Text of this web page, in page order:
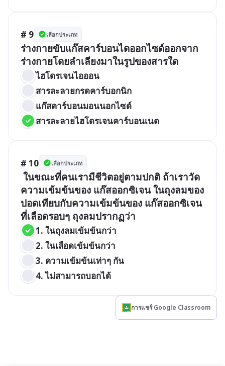
# 9 เลือกประเภท
ร่างกายขับแก๊สคาร์บอนไดออกไซด์ออกจาก
ร่างกายโดยลำเลียงมาในรูปของสารใด
ไฮโดรเจนไอออน
สารละลายกรดคาร์บอกนิก
แก๊สคาร์บอนมอนนอกไซด์
สารละลายไฮโดรเจนคาร์บอนเนต
# 10 เลือกประเภท
ความเข้มข้นของ แก๊สออกซิเจน ในถุงลมของ
ปอดเทียบกับความเข้มข้นของ แก๊สออกซิเจน
ที่เลือดรอบๆ ถุงลมปรากฏว่า
1. ในถุงลมเข้มข้นกว่า
2. ในเลือดเข้มข้นกว่า
3. ความเข้มข้นเท่าๆ กัน
4. ไม่สามารถบอกได้
การแชร์ Google Classroom